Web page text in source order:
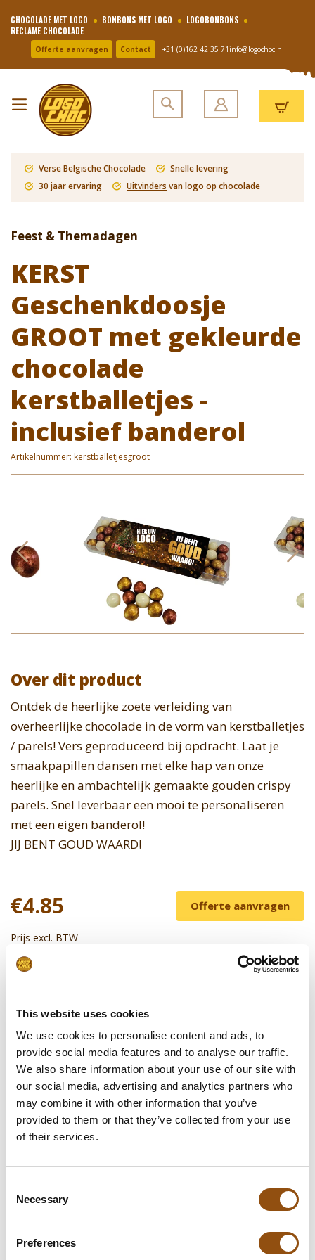
This website uses cookies
We use cookies to personalise content and ads, to
provide social media features and to analyse our traffic.
We also share information about your use of our site with
our social media, advertising and analytics partners who
may combine it with other information that you’ve
provided to them or that they’ve collected from your use
of their services.
Selection
Necessary
Preferences
CHOCOLADE MET LOGO BONBONS MET LOGO
LOGOBONBONS
RECLAME CHOCOLADE
Offerte aanvragen Contact +31 (0)162 42 35 71 info@logochoc.nl
Verse Belgische Chocolade
Snelle levering
30 jaar ervaring
Uitvinders van logo op chocolade
Feest & Themadagen
KERST
Geschenkdoosje
GROOT met gekleurde
chocolade
kerstballetjes -
inclusief banderol
Artikelnummer: kerstballetjesgroot
Over dit product
Ontdek de heerlijke zoete verleiding van
overheerlijke chocolade in de vorm van kerstballetjes
/ parels! Vers geproduceerd bij opdracht. Laat je
smaakpapillen dansen met elke hap van onze
heerlijke en ambachtelijk gemaakte gouden crispy
parels. Snel leverbaar een mooi te personaliseren
met een eigen banderol!
JIJ BENT GOUD WAARD!
€4.85 Offerte aanvragen
Prijs excl. BTW
Leverbaar vanaf 100 stuks
Upload uw logo/design
Leverdatum
Opmerkingen
In winkelwagentje
**Uiteindelijke prijzen kunnen afwijken door mogelijke hercalculaties in